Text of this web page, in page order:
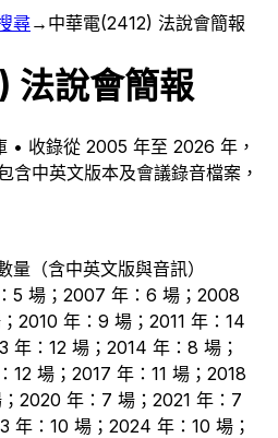
尋→ 中華電(2412) 法說會簡報
) 法說會簡報
• 收錄從 2005 年至 2026 年，
含中英文版本及會議錄音檔案，
量（含中英文版與音訊）
5 場；2007 年：6 場；2008
2010 年：9 場；2011 年：14
年：12 場；2014 年：8 場；
12 場；2017 年：11 場；2018
2020 年：7 場；2021 年：7
年：10 場；2024 年：10 場；